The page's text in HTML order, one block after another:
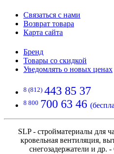
Связаться с нами
Возврат товара
Карта сайта
Бренд
Товары со скидкой
Уведомлять о новых ценах
8 (812) 443 85 37
8 800 700 63 46
SLP - стройматериалы для
кровельная вентиляция,
снегозадержатели и др.